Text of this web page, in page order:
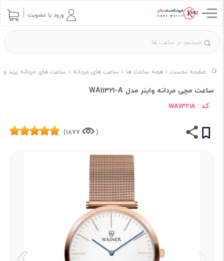
ورود یا عضویت
صفحه نخست همه ساعت ها ساعت های مردانه ساعت های مردانه برند
ساعت مچی مردانه واینر مدل WA11321-A
کد : WA11321A
(
1877)